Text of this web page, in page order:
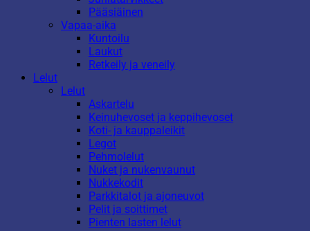
Pääsiäinen
Vapaa-aika
Kuntoilu
Laukut
Retkeily ja veneily
Lelut
Lelut
Askartelu
Keinuhevoset ja keppihevoset
Koti- ja kauppaleikit
Legot
Pehmolelut
Nuket ja nukenvaunut
Nukkekodit
Parkkitalot ja ajoneuvot
Pelit ja soittimet
Pienten lasten lelut